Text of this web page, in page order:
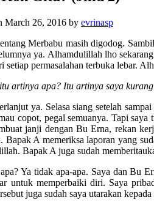
March 26, 2016 by evrinasp
Merbabu masih digodog.
ya. Alhamdulillah lho
setiap permasalahan terbuka lebar.
itu artinya apa? Itu artinya saya
ya. Selasa siang setelah
copot, pegal semuanya. Tapi
janji dengan Bu Erna, rekan
Bapak A memeriksa laporan yang
Bapak A juga sudah
Ya tidak apa-apa. Saya dan Bu
untuk memperbaiki diri. Saya
juga sudah saya utarakan